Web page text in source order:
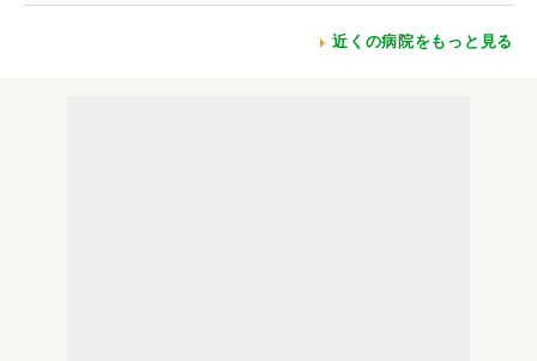
近くの病院をもっと見る